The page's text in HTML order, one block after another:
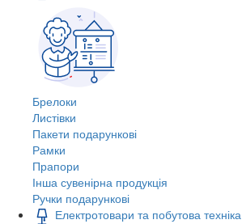
Брелоки
Листівки
Пакети подарункові
Рамки
Прапори
Інша сувенірна продукція
Ручки подарункові
Електротовари та побутова техніка